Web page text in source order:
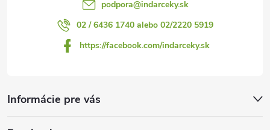
podpora@indarceky.sk
02 / 6436 1740 alebo 02/2220 5919
https://facebook.com/indarceky.sk
Informácie pre vás